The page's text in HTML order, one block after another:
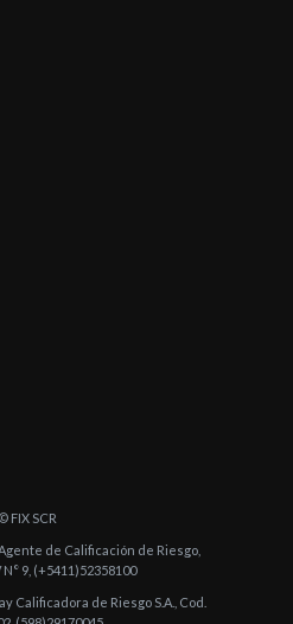
© FIX SCR
de Calificación de Riesgo,
9, (+5411)52358100
Calificadora de Riesgo S.A., Cod.